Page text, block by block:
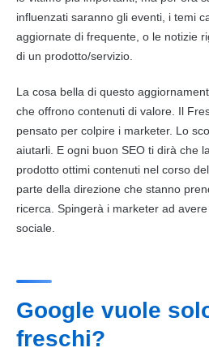
influenzati saranno gli eventi, i temi
aggiornate di frequente, o le notizie
di un prodotto/servizio.
La cosa bella di questo
che offrono contenuti di valore. Il
pensato per colpire i marketer. Lo
aiutarli. E ogni buon SEO ti dirà che
prodotto ottimi contenuti nel corso
parte della direzione che stanno
ricerca. Spingerà i marketer ad
sociale.
Google vuole
freschi?